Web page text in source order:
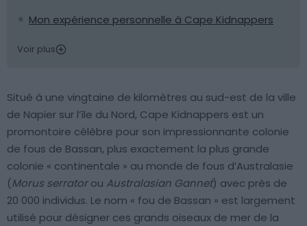
Mon expérience personnelle à Cape Kidnappers
Voir plus
Situé à une vingtaine de kilomètres au sud-est de la ville
de Napier sur l’île du Nord, Cape Kidnappers est un
promontoire célèbre pour son impressionnante colonie
de fous de Bassan, plus exactement la plus grande
colonie « continentale » au monde de fous d’Australasie
(Morus serratorou Australasian Gannet) avec près de
20 000 individus. Le nom « fou de Bassan » est largement
utilisé pour désigner ces grands oiseaux de mer de la